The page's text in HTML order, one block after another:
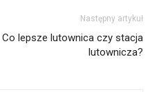
Następny artykuł
Co lepsze lutownica czy stacja
lutownicza?